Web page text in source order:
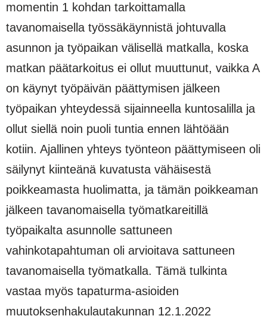
momentin 1 kohdan tarkoittamalla
tavanomaisella työssäkäynnistä johtuvalla
asunnon ja työpaikan välisellä matkalla, koska
matkan päätarkoitus ei ollut muuttunut, vaikka A
on käynyt työpäivän päättymisen jälkeen
työpaikan yhteydessä sijainneella kuntosalilla ja
ollut siellä noin puoli tuntia ennen lähtöään
kotiin. Ajallinen yhteys työnteon päättymiseen oli
säilynyt kiinteänä kuvatusta vähäisestä
poikkeamasta huolimatta, ja tämän poikkeaman
jälkeen tavanomaisella työmatkareitillä
työpaikalta asunnolle sattuneen
vahinkotapahtuman oli arvioitava sattuneen
tavanomaisella työmatkalla. Tämä tulkinta
vastaa myös tapaturma-asioiden
muutoksenhakulautakunnan 12.1.2022